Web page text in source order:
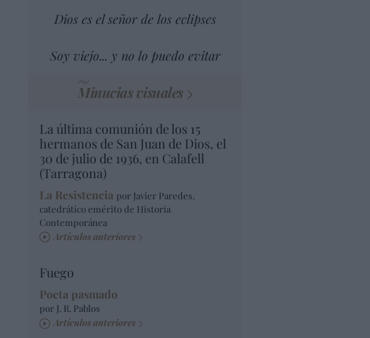
Dios es el señor de los eclipses
Soy viejo... y no lo puedo evitar
Minucias visuales
La última comunión de los 15
hermanos de San Juan de Dios, el
30 de julio de 1936, en Calafell
(Tarragona)
La Resistencia por Javier Paredes,
catedrático emérito de Historia
Contemporánea
Artículos anteriores
Fuego
Poeta pasmado
por J. R. Pablos
Artículos anteriores